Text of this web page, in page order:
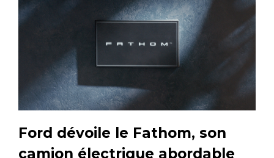
Ford dévoile le Fathom, son
camion électrique abordable